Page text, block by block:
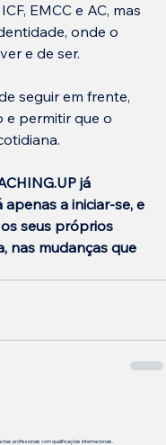
EMCC e AC, mas
onde o
e de ser.
seguir em frente,
e permitir que o
já
a iniciar-se, e
seus próprios
nas mudanças que
profissionais com qualificações internacionais.